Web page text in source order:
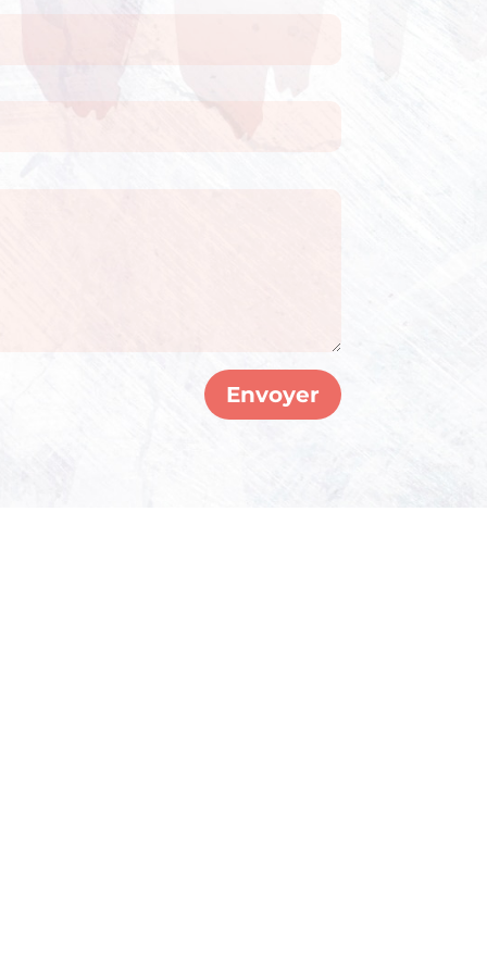
Envoyer